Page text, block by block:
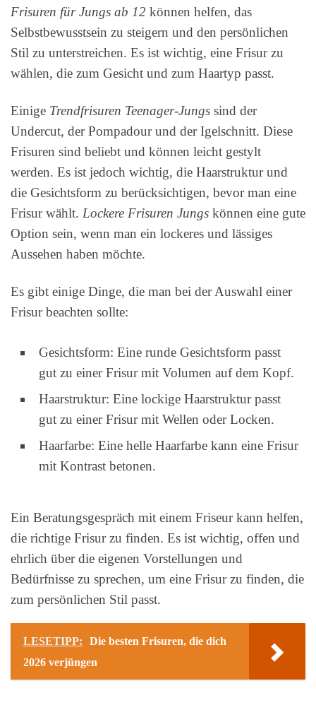
Frisuren für Jungs ab 12 können helfen, das
Selbstbewusstsein zu steigern und den persönlichen
Stil zu unterstreichen. Es ist wichtig, eine Frisur zu
wählen, die zum Gesicht und zum Haartyp passt.
Einige Trendfrisuren Teenager-Jungs sind der
Undercut, der Pompadour und der Igelschnitt. Diese
Frisuren sind beliebt und können leicht gestylt
werden. Es ist jedoch wichtig, die Haarstruktur und
die Gesichtsform zu berücksichtigen, bevor man eine
Frisur wählt. Lockere Frisuren Jungs können eine gute
Option sein, wenn man ein lockeres und lässiges
Aussehen haben möchte.
Es gibt einige Dinge, die man bei der Auswahl einer
Frisur beachten sollte:
Gesichtsform: Eine runde Gesichtsform passt
gut zu einer Frisur mit Volumen auf dem Kopf.
Haarstruktur: Eine lockige Haarstruktur passt
gut zu einer Frisur mit Wellen oder Locken.
Haarfarbe: Eine helle Haarfarbe kann eine Frisur
mit Kontrast betonen.
Ein Beratungsgespräch mit einem Friseur kann helfen,
die richtige Frisur zu finden. Es ist wichtig, offen und
ehrlich über die eigenen Vorstellungen und
Bedürfnisse zu sprechen, um eine Frisur zu finden, die
zum persönlichen Stil passt.
LESETIPP:
Die besten Frisuren, die dich
2026 verjüngen